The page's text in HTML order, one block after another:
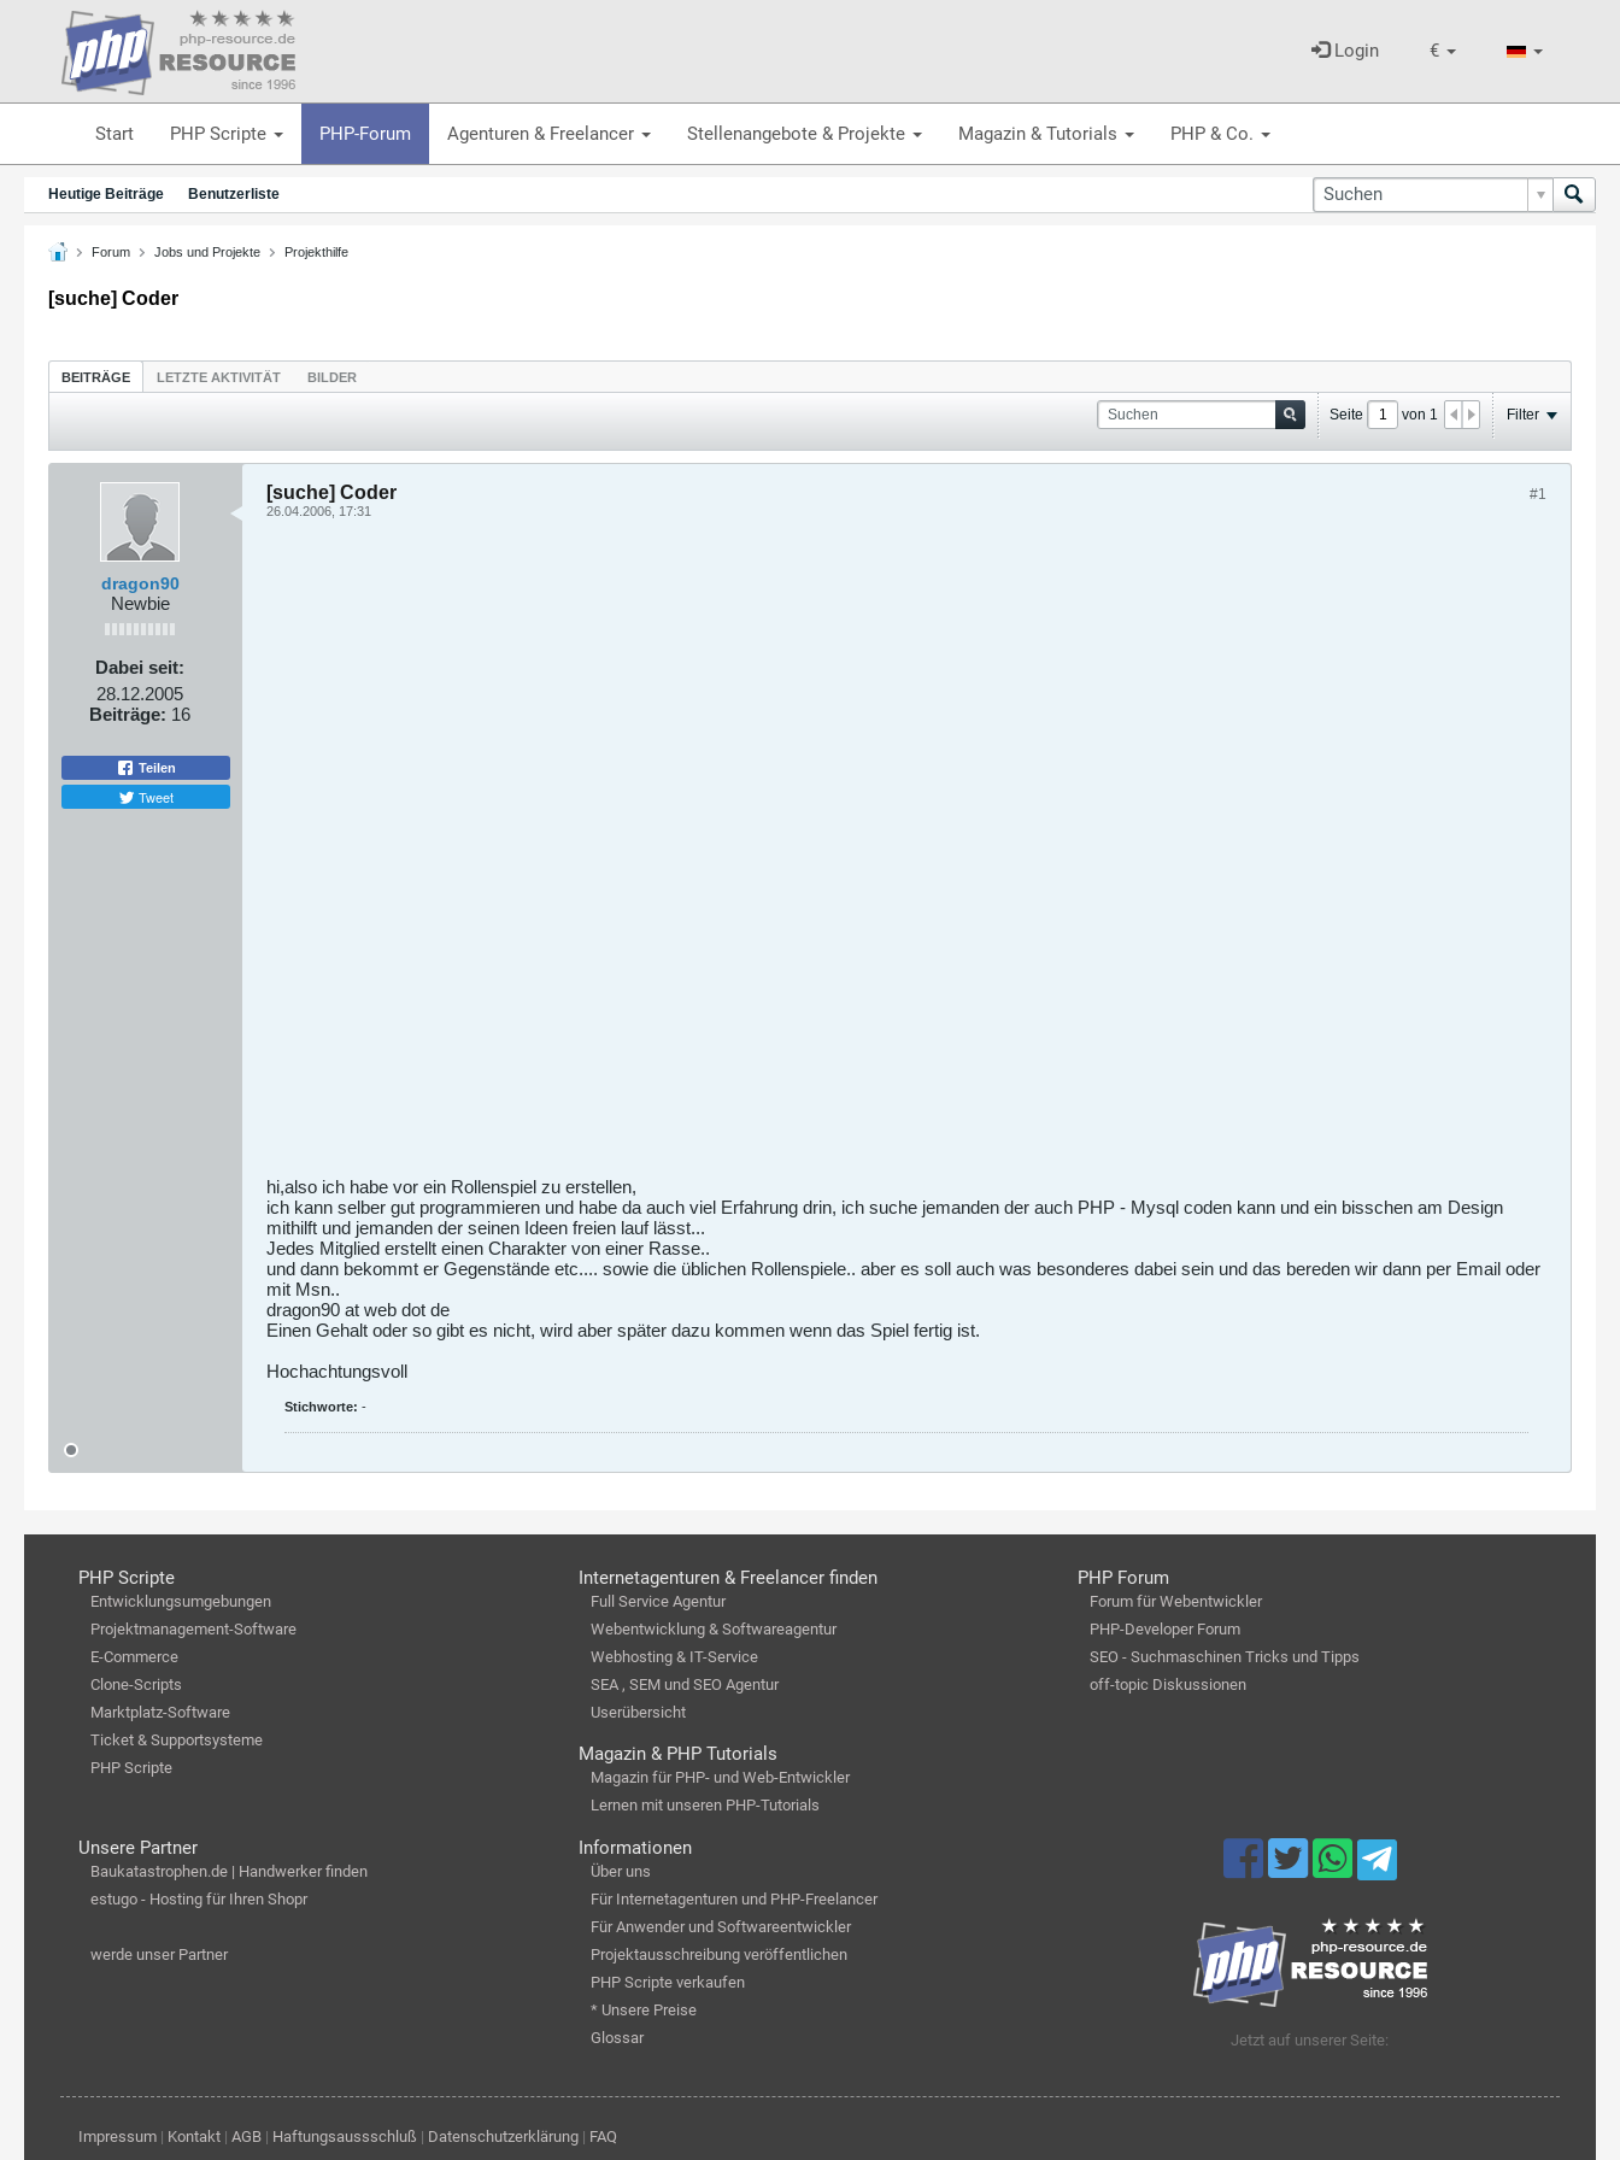
€
Login
Start PHP Scripte PHP-Forum Agenturen & Freelancer Stellenangebote & Projekte Magazin & Tutorials PHP & Co.
Heutige Beiträge Benutzerliste
Forum Jobs und Projekte Projekthilfe
[suche] Coder
BEITRÄGE LETZTE AKTIVITÄT BILDER
Seite von 1 Filter
dragon90
Newbie
Dabei seit:
28.12.2005
Beiträge: 16
Teilen
Tweet
#1
[suche] Coder
26.04.2006, 17:31
hi,also ich habe vor ein Rollenspiel zu erstellen,
ich kann selber gut programmieren und habe da auch viel Erfahrung drin, ich suche jemanden der auch PHP - Mysql coden kann und ein bisschen am Design
mithilft und jemanden der seinen Ideen freien lauf lässt...
Jedes Mitglied erstellt einen Charakter von einer Rasse..
und dann bekommt er Gegenstände etc.... sowie die üblichen Rollenspiele.. aber es soll auch was besonderes dabei sein und das bereden wir dann per Email oder
mit Msn..
dragon90 at web dot de
Einen Gehalt oder so gibt es nicht, wird aber später dazu kommen wenn das Spiel fertig ist.
Hochachtungsvoll
Stichworte: -
PHP Scripte
Entwicklungsumgebungen
Projektmanagement-Software
E-Commerce
Clone-Scripts
Marktplatz-Software
Ticket & Supportsysteme
PHP Scripte
Internetagenturen & Freelancer finden
Full Service Agentur
Webentwicklung & Softwareagentur
Webhosting & IT-Service
SEA , SEM und SEO Agentur
Userübersicht
Magazin & PHP Tutorials
Magazin für PHP- und Web-Entwickler
Lernen mit unseren PHP-Tutorials
PHP Forum
Forum für Webentwickler
PHP-Developer Forum
SEO - Suchmaschinen Tricks und Tipps
off-topic Diskussionen
Unsere Partner
Baukatastrophen.de | Handwerker finden
estugo - Hosting für Ihren Shopr
werde unser Partner
Informationen
Über uns
Für Internetagenturen und PHP-Freelancer
Für Anwender und Softwareentwickler
Projektausschreibung veröffentlichen
PHP Scripte verkaufen
* Unsere Preise
Glossar
Jetzt auf unserer Seite:
Impressum| Kontakt| AGB| Haftungsaussschluß | Datenschutzerklärung| FAQ